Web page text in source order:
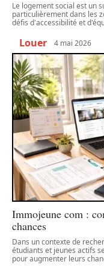
Le logement social est un
particulièrement dans les
défis d'accessibilité et
Louer 4 mai 2026
Immojeune com :
chances
Dans un contexte de
étudiants et jeunes actifs
pour augmenter leurs